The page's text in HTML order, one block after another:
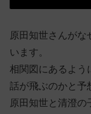
原田知世さんがな
います。
相関図にあるよう
話が飛ぶのかと予
原田知世と清澄の